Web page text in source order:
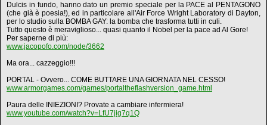
Dulcis in fundo, hanno dato un premio speciale per la PACE al PENTAGONO
(che già è poesia!), ed in particolare all'Air Force Wright Laboratory di Dayton,
per lo studio sulla BOMBA GAY: la bomba che trasforma tutti in culi.
Tutto questo è meraviglioso... quasi quanto il Nobel per la pace ad Al Gore!
Per saperne di più:
www.jacopofo.com/node/3662
Ma ora... cazzeggio!!!
PORTAL - Ovvero... COME BUTTARE UNA GIORNATA NEL CESSO!
www.armorgames.com/games/portaltheflashversion_game.html
Paura delle INIEZIONI? Provate a cambiare infermiera!
www.youtube.com/watch?v=LfU7jig7q1Q